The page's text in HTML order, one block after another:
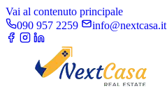
Vai al contenuto principale
090 957 2259
info@nextcasa.it